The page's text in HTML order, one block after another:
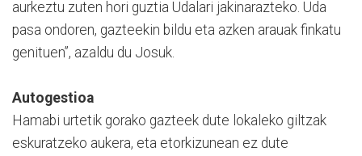
aurkeztu zuten hori guztia Udalari jakinarazteko. Uda
pasa ondoren, gazteekin bildu eta azken arauak finkatu
genituen”, azaldu du Josuk.
Autogestioa
Hamabi urtetik gorako gazteek dute lokaleko giltzak
eskuratzeko aukera, eta etorkizunean ez dute